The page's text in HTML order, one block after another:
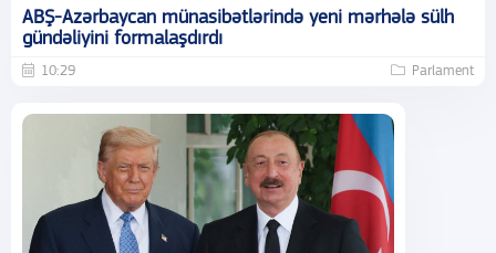
ABŞ-Azərbaycan münasibətlərində yeni mərhələ sülh
gündəliyini formalaşdırdı
10:29 Parlament